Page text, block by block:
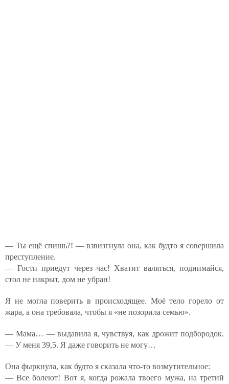
— Ты ещё спишь?! — взвизгнула она, как будто я совершила
преступление.
— Гости приедут через час! Хватит валяться, поднимайся,
стол не накрыт, дом не убран!
Я не могла поверить в происходящее. Моё тело горело от
жара, а она требовала, чтобы я «не позорила семью».
— Мама… — выдавила я, чувствуя, как дрожит подбородок.
— У меня 39,5. Я даже говорить не могу…
Она фыркнула, как будто я сказала что-то возмутительное:
— Все болеют! Вот я, когда рожала твоего мужа, на третий